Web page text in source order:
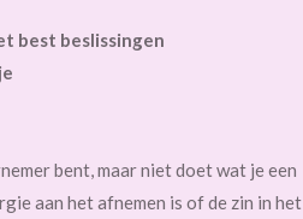
best beslissingen
bent, maar niet doet wat je een
aan het afnemen is of de zin in het